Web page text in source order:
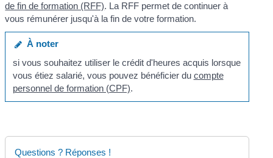
de fin de formation (RFF). La RFF permet de continuer à
vous rémunérer jusqu'à la fin de votre formation.
À noter
si vous souhaitez utiliser le crédit d'heures acquis lorsque
vous étiez salarié, vous pouvez bénéficier du compte
personnel de formation (CPF).
Questions ? Réponses !